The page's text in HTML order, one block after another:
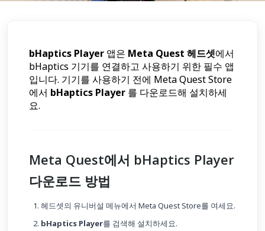
bHaptics Player 앱은 Meta Quest 헤드셋에서
bHaptics 기기를 연결하고 사용하기 위한 필수 앱
입니다. 기기를 사용하기 전에 Meta Quest Store
에서 bHaptics Player 를 다운로드해 설치하세
요.
Meta Quest에서 bHaptics Player
다운로드 방법
헤드셋의 유니버설 메뉴에서 Meta Quest Store를 여세요.
bHaptics Player를 검색해 설치하세요.